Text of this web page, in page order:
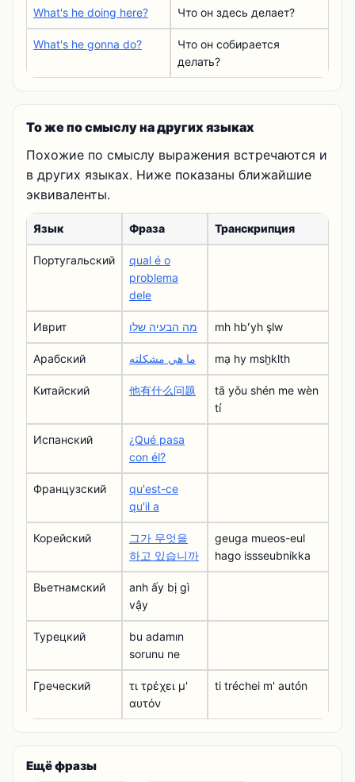
What's he doing here? Что он здесь делает?
What's he gonna do?
Что он собирается
делать?
То же по смыслу на других языках
Похожие по смыслу выражения встречаются и
в других языках. Ниже показаны ближайшие
эквиваленты.
Язык Фраза Транскрипция
Португальский
qual é o
problema
dele
Иврит מה הבעיה שלו mh hbʻyh şlw
Арабский ما هي مشكلته mạ hy msẖklth
Китайский 他有什么问题
tā yǒu shén me wèn
tí
Испанский
¿Qué pasa
con él?
Французский
qu'est-ce
qu'il a
Корейский
그가 무엇을
하고 있습니까
geuga mueos-eul
hago issseubnikka
Вьетнамский
anh ấy bị gì
vậy
Турецкий
bu adamın
sorunu ne
Греческий
τι τρέχει μ'
αυτόν
ti tréchei m' autón
Ещё фразы